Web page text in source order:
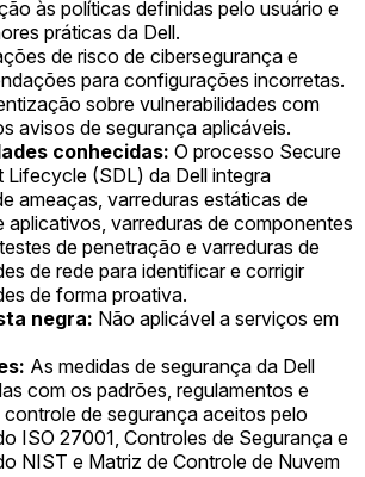
às políticas definidas pelo usuário e
práticas da Dell.
de risco de cibersegurança e
para configurações incorretas.
sobre vulnerabilidades com
avisos de segurança aplicáveis.
conhecidas: O processo Secure
Lifecycle (SDL) da Dell integra
ameaças, varreduras estáticas de
aplicativos, varreduras de componentes
de penetração e varreduras de
de rede para identificar e corrigir
de forma proativa.
negra: Não aplicável a serviços em
As medidas de segurança da Dell
com os padrões, regulamentos e
de segurança aceitos pelo
ISO 27001, Controles de Segurança e
NIST e Matriz de Controle de Nuvem